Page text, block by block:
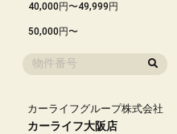
40,000円〜49,999円
50,000円〜
カーライフグループ株式会社
カーライフ大阪店